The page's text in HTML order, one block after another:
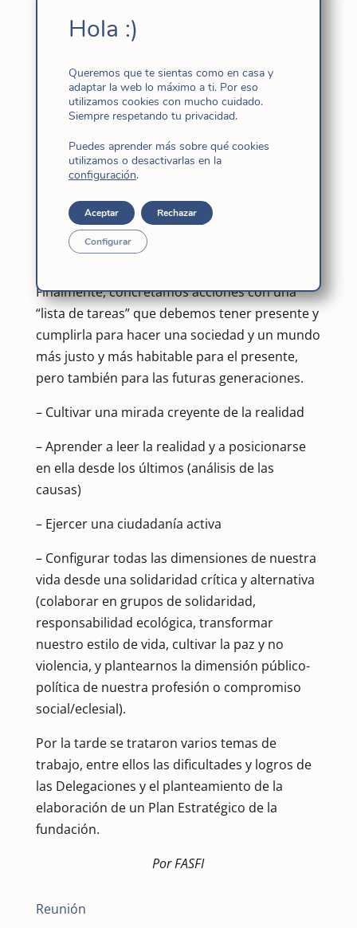
día están muy unidos y más cerca de lo que
acciones diarias u omisiones.
Nos ayudó a interiorizar un poco más sobre la
tiene nuestro consumo, cómo el sistema
estructural nos influye para consumir y nos
cristiana, pues la voluntad de Dios y la justicia
es lo mismo, y todo ámbito es Dios, por lo que
ahí tenemos un compromiso.
Finalmente, concretamos acciones con una
“lista de tareas” que debemos tener presente y
cumplirla para hacer una sociedad y un mundo
más justo y más habitable para el presente,
pero también para las futuras generaciones.
– Cultivar una mirada creyente de la realidad
– Aprender a leer la realidad y a posicionarse
en ella desde los últimos (análisis de las
causas)
– Ejercer una ciudadanía activa
– Configurar todas las dimensiones de nuestra
vida desde una solidaridad crítica y alternativa
(colaborar en grupos de solidaridad,
responsabilidad ecológica, transformar
nuestro estilo de vida, cultivar la paz y no
violencia, y plantearnos la dimensión público-
política de nuestra profesión o compromiso
social/eclesial).
Por la tarde se trataron varios temas de
trabajo, entre ellos las dificultades y logros de
las Delegaciones y el planteamiento de la
elaboración de un Plan Estratégico de la
fundación.
Por FASFI
Reunión
Hola :)
Queremos que te sientas como en casa y
adaptar la web lo máximo a ti. Por eso
utilizamos cookies con mucho cuidado.
Siempre respetando tu privacidad.
Puedes aprender más sobre qué cookies
utilizamos o desactivarlas en la
configuración.
Aceptar Rechazar
Configurar